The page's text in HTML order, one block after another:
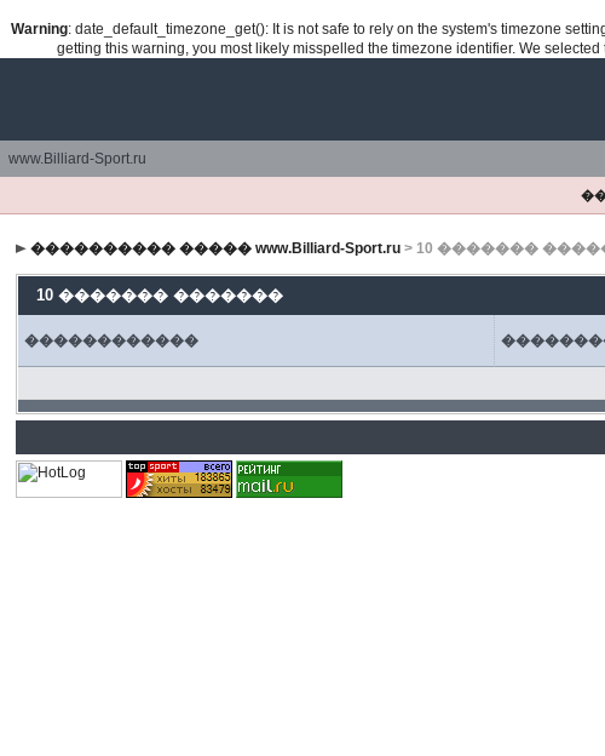
Warning: date_default_timezone_get(): It is not safe to rely on the system's timezone
getting this warning, you most likely misspelled the timezone identifier. We
www.Billiard-Sport.ru
���������� ����� www.Billiard-Sport.ru > 10 �������
10 ������� �������
������������